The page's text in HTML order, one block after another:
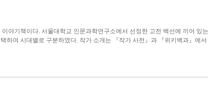
야기책이다. 서울대학교 인문과학연구소에서 선정한 고전 백선에 끼어 있
하여 시대별로 구분하였다. 작가 소개는 『작가 사전』과 『위키백과』에